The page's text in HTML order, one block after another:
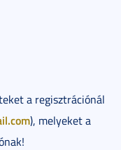
a regisztrációnál
), melyeket a